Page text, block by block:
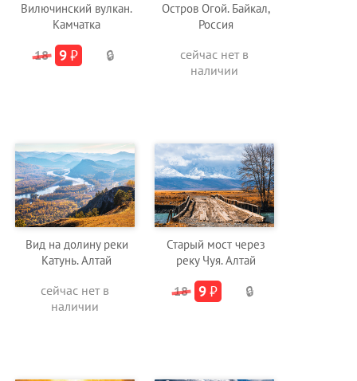
Вилючинский вулкан.
Камчатка
18 9₽ 🔒
Остров Огой. Байкал,
Россия
сейчас нет в
наличии
Вид на долину реки
Катунь. Алтай
сейчас нет в
наличии
Старый мост через
реку Чуя. Алтай
18 9₽ 🔒